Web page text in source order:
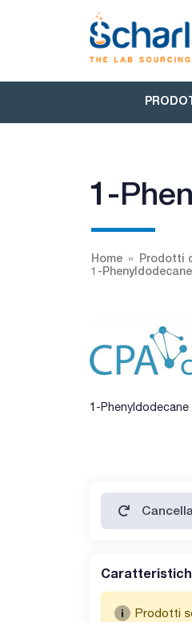
1-
Home Prodotti
1-Phenyldodecane
1-Phenyldodecane
Prodotti